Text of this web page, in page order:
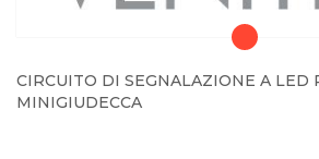
CIRCUITO DI SEGNALAZIONE A LED
MINIGIUDECCA